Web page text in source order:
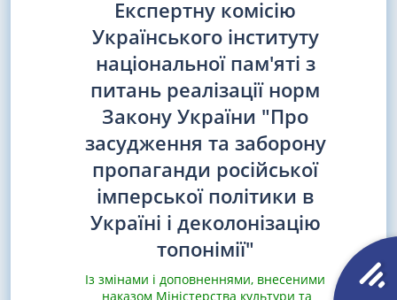
Експертну комісію
Українського інституту
національної пам'яті з
питань реалізації норм
Закону України "Про
засудження та заборону
пропаганди російської
імперської політики в
Україні і деколонізацію
топонімії"
Із змінами і доповненнями, внесеними
наказом Міністерства культури та